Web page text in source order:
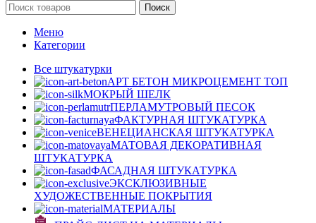
Поиск
Меню
Категории
Все штукатурки
АРТ БЕТОН МИКРОЦЕМЕНТ ТОП
МОКРЫЙ ШЕЛК
ПЕРЛАМУТРОВЫЙ ПЕСОК
ФАКТУРНАЯ ШТУКАТУРКА
ВЕНЕЦИАНСКАЯ ШТУКАТУРКА
МАТОВАЯ ДЕКОРАТИВНАЯ
ШТУКАТУРКА
ФАСАДНАЯ ШТУКАТУРКА
ЭКСКЛЮЗИВНЫЕ
ХУДОЖЕСТВЕННЫЕ ПОКРЫТИЯ
МАТЕРИАЛЫ